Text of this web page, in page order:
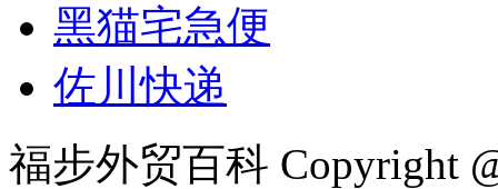
黑猫宅急便
佐川快递
福步外贸百科 Copyright